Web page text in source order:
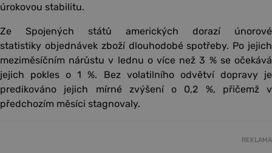
úrokovou stabilitu.
Ze Spojených států amerických dorazí únorové
statistiky objednávek zboží dlouhodobé spotřeby. Po jejich
meziměsíčním nárůstu v lednu o více než 3 % se očekává
jejich pokles o 1 %. Bez volatilního odvětví dopravy je
predikováno jejich mírné zvýšení o 0,2 %, přičemž v
předchozím měsíci stagnovaly.
REKLAMA